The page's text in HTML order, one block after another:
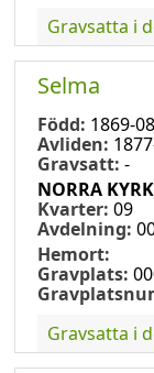
Gravsatta i
Selma
Född: 1869-
Avliden:
Gravsatt: -
NORRA
Kvarter: 09
Avdelning:
Hemort:
Gravplats:
Gravsatta i